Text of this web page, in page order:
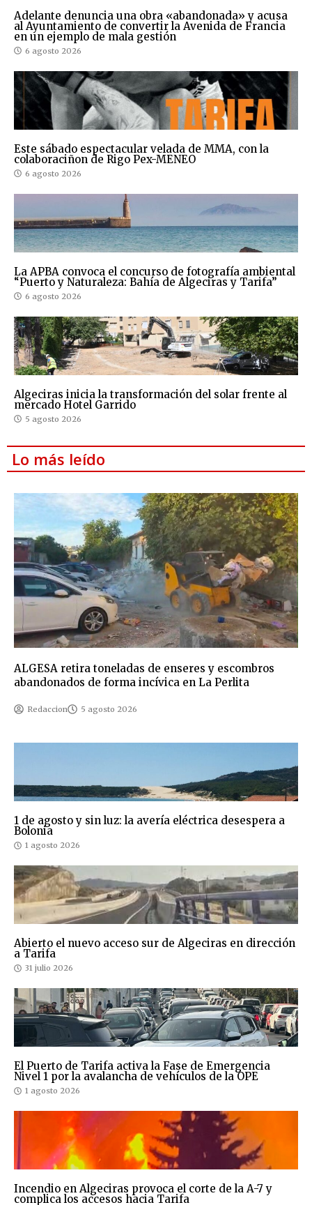
Adelante denuncia una obra «abandonada» y acusa
al Ayuntamiento de convertir la Avenida de Francia
en un ejemplo de mala gestión
6 agosto 2026
Este sábado espectacular velada de MMA, con la
colaboraciñon de Rigo Pex-MENEO
6 agosto 2026
La APBA convoca el concurso de fotografía ambiental
“Puerto y Naturaleza: Bahía de Algeciras y Tarifa”
6 agosto 2026
Algeciras inicia la transformación del solar frente al
mercado Hotel Garrido
5 agosto 2026
Lo más leído
ALGESA retira toneladas de enseres y escombros
abandonados de forma incívica en La Perlita
Redaccion 5 agosto 2026
1 de agosto y sin luz: la avería eléctrica desespera a
Bolonia
1 agosto 2026
Abierto el nuevo acceso sur de Algeciras en dirección
a Tarifa
31 julio 2026
El Puerto de Tarifa activa la Fase de Emergencia
Nivel 1 por la avalancha de vehículos de la OPE
1 agosto 2026
Incendio en Algeciras provoca el corte de la A-7 y
complica los accesos hacia Tarifa